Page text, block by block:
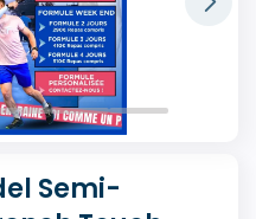
Semi-